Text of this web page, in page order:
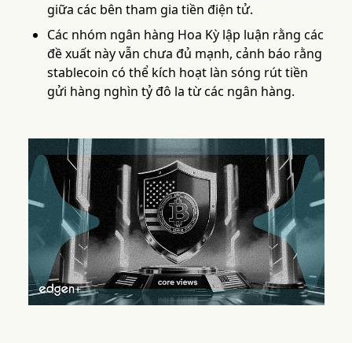
giữa các bên tham gia tiền điện tử.
Các nhóm ngân hàng Hoa Kỳ lập luận rằng các
đề xuất này vẫn chưa đủ mạnh, cảnh báo rằng
stablecoin có thể kích hoạt làn sóng rút tiền
gửi hàng nghìn tỷ đô la từ các ngân hàng.